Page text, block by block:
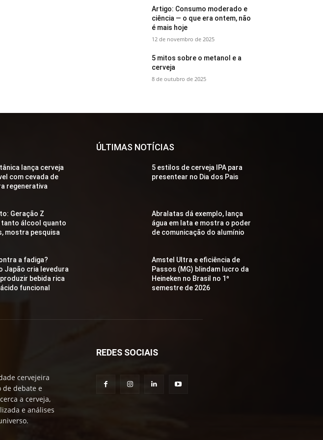
Artigo: Consumo moderado e
ciência — o que era ontem, não
é mais hoje
12 de novembro de 2025
5 mitos sobre o metanol e a
cerveja
8 de outubro de 2025
lança cerveja
com cevada de
regenerativa
Geração Z
tanto álcool quanto
mostra pesquisa
a fadiga?
Japão cria levedura
bebida rica
funcional
ÚLTIMAS NOTÍCIAS
5 estilos de cerveja IPA para
presentear no Dia dos Pais
Abralatas dá exemplo, lança
água em lata e mostra o poder
de comunicação do alumínio
Amstel Ultra e eficiência de
Passos (MG) blindam lucro da
Heineken no Brasil no 1º
semestre de 2026
cervejeira
de debate e
a cerveja,
e análises
REDES SOCIAIS